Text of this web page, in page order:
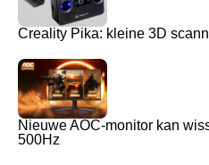
Creality Pika: kleine 3D
Nieuwe AOC-monitor kan
500Hz